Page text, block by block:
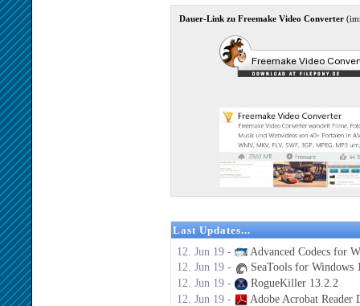
Dauer-Link zu Freemake Video Converter
Last Updates...
12. Jun 19 -
Advanced Codecs for
12. Jun 19 -
SeaTools for Windows
12. Jun 19 -
RogueKiller 13.2.2
12. Jun 19 -
Adobe Acrobat Reader